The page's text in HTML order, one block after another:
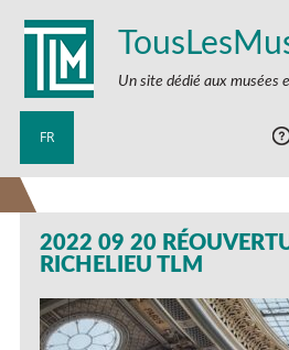
Un site dédié aux musées
FR
2022 09 20
RICHELIEU TLM